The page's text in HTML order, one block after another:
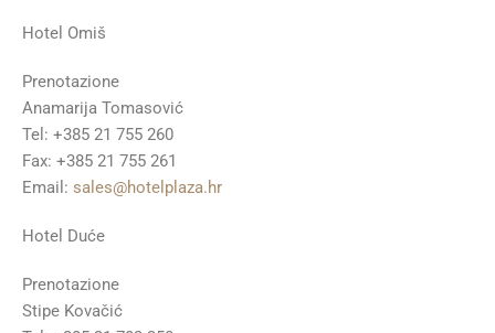
o
k
e
m
Hotel Omiš
Prenotazione
Anamarija Tomasović
Tel: +385 21 755 260
Fax: +385 21 755 261
Email: sales@hotelplaza.hr
Hotel Duće
Prenotazione
Stipe Kovačić